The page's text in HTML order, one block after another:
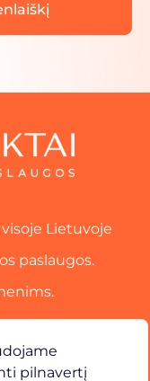
Lietuvoje
paslaugos.
pilnavertį